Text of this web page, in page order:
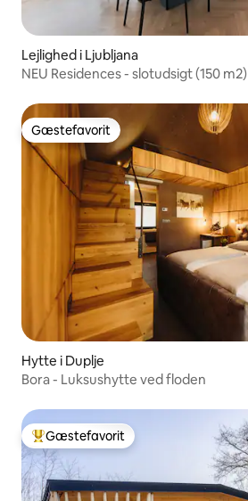
Lejlighed i Ljubljana
NEU Residences - slotudsigt (150 m2)
Gæstefavorit
Gæstefavorit
Hytte i Duplje
Bora - Luksushytte ved floden
Bedste gæstefavorit
Gæstefavorit